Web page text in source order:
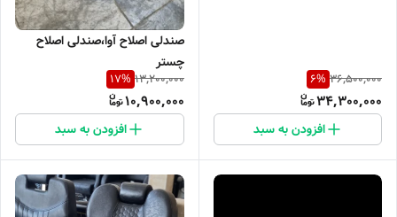
36,500,000
6%
34,300,000
افزودن به سبد
صندلی اصلاح آوا،صندلی اصلاح
چستر
13,200,000
17%
10,900,000
افزودن به سبد